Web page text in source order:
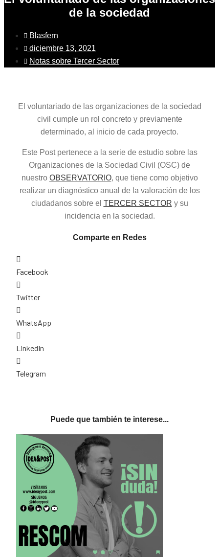
de la sociedad
Blasfern
diciembre 13, 2021
Notas sobre Tercer Sector
El voluntariado de las organizaciones de la sociedad
civil cumple un rol concreto y previamente
determinado, al inicio de cada proyecto.
Este Post pertenece a la serie de estudio sobre las
Organizaciones de la Sociedad Civil (OSC) de
nuestro OBSERVATORIO, que tiene como objetivo
realizar un diagnóstico anual de la valoración de los
ciudadanos sobre el TERCER SECTOR y su
incidencia en la sociedad.
Comparte en Redes
Facebook
Twitter
WhatsApp
LinkedIn
Telegram
Puede que también te interese...